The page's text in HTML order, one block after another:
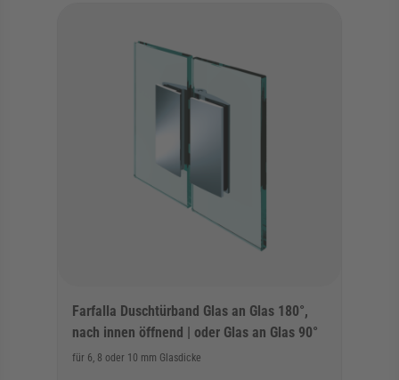
Farfalla Duschtürband Glas an Glas 180°,
nach innen öffnend | oder Glas an Glas 90°
für 6, 8 oder 10 mm Glasdicke